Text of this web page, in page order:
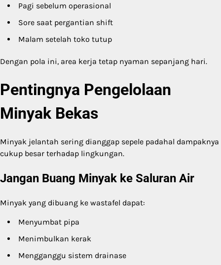
Pagi sebelum operasional
Sore saat pergantian shift
Malam setelah toko tutup
Dengan pola ini, area kerja tetap nyaman sepanjang hari.
Pentingnya Pengelolaan
Minyak Bekas
Minyak jelantah sering dianggap sepele padahal dampaknya
cukup besar terhadap lingkungan.
Jangan Buang Minyak ke Saluran Air
Minyak yang dibuang ke wastafel dapat:
Menyumbat pipa
Menimbulkan kerak
Mengganggu sistem drainase